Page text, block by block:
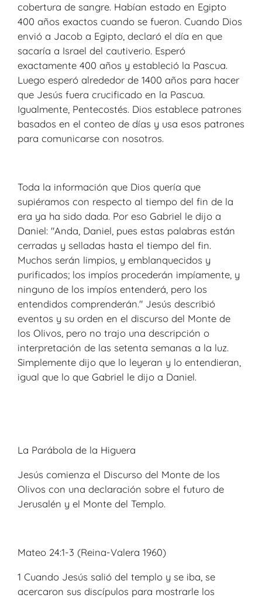
cobertura de sangre. Habían estado en Egipto
400 años exactos cuando se fueron. Cuando Dios
envió a Jacob a Egipto, declaró el día en que
sacaría a Israel del cautiverio. Esperó
exactamente 400 años y estableció la Pascua.
Luego esperó alrededor de 1400 años para hacer
que Jesús fuera crucificado en la Pascua.
Igualmente, Pentecostés. Dios establece patrones
basados en el conteo de días y usa esos patrones
para comunicarse con nosotros.
Toda la información que Dios quería que
supiéramos con respecto al tiempo del fin de la
era ya ha sido dada. Por eso Gabriel le dijo a
Daniel: "Anda, Daniel, pues estas palabras están
cerradas y selladas hasta el tiempo del fin.
Muchos serán limpios, y emblanquecidos y
purificados; los impíos procederán impíamente, y
ninguno de los impíos entenderá, pero los
entendidos comprenderán." Jesús describió
eventos y su orden en el discurso del Monte de
los Olivos, pero no trajo una descripción o
interpretación de las setenta semanas a la luz.
Simplemente dijo que lo leyeran y lo entendieran,
igual que lo que Gabriel le dijo a Daniel.
La Parábola de la Higuera
Jesús comienza el Discurso del Monte de los
Olivos con una declaración sobre el futuro de
Jerusalén y el Monte del Templo.
Mateo 24:1-3 (Reina-Valera 1960)
1 Cuando Jesús salió del templo y se iba, se
acercaron sus discípulos para mostrarle los